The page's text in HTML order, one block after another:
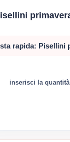
rapida: Pisellini
inserisci la